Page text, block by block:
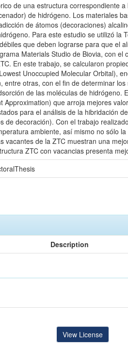
de una estructura correspondiente
de hidrógeno. Los materiales
de átomos (decoraciones)
Para este estudio se utilizó
que deben lograrse para que el
Materials Studio de Biovia, con
En este trabajo, se calcularon
Unoccupied Molecular Orbital),
entre otras, con el fin de determinar
de las moléculas de
Approximation) que arroja mejores
para el análisis de la hibridación
de decoración). Con el trabajo
ambiente, así mismo no sólo
vacantes de la ZTC muestran una
ZTC con vacancias presenta
Description
View License